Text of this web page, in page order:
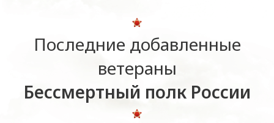
Последние добавленные
ветераны
Бессмертный полк России